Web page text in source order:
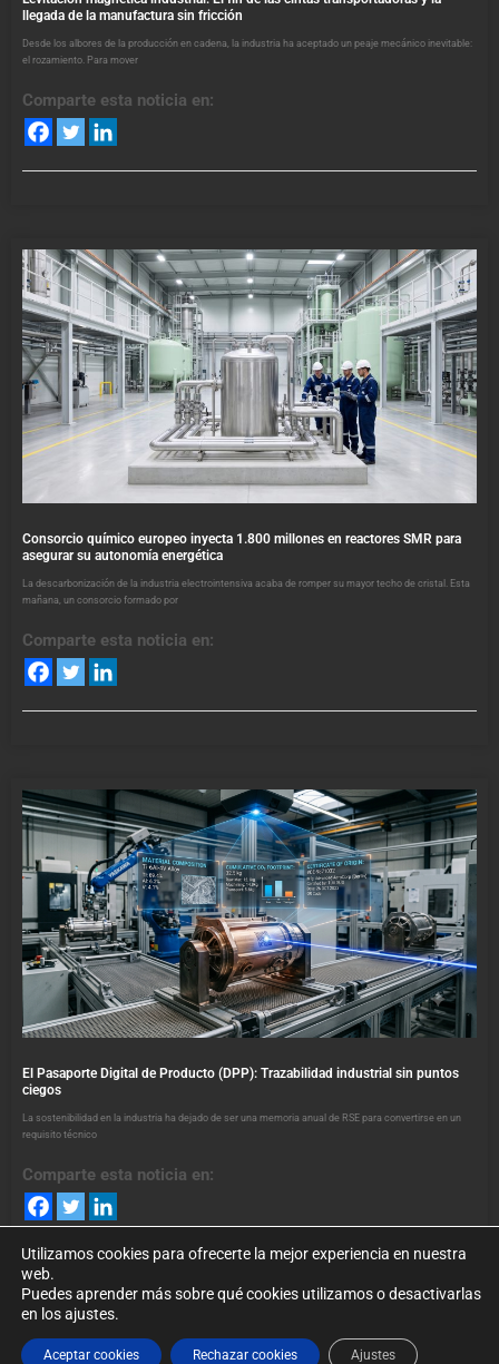
llegada de la manufactura sin fricción
Desde los albores de la producción en cadena, la industria ha aceptado un peaje mecánico inevitable:
el rozamiento. Para mover
Comparte esta noticia en:
Consorcio químico europeo inyecta 1.800 millones en reactores SMR para
asegurar su autonomía energética
La descarbonización de la industria electrointensiva acaba de romper su mayor techo de cristal. Esta
mañana, un consorcio formado por
Comparte esta noticia en:
El Pasaporte Digital de Producto (DPP): Trazabilidad industrial sin puntos
ciegos
La sostenibilidad en la industria ha dejado de ser una memoria anual de RSE para convertirse en un
requisito técnico
Comparte esta noticia en:
©2024. foroindustria40.es Todos los Derechos Reservados. Puede
conocer nuestrapolítica de privacidad.
Utilizamos cookies para ofrecerte la mejor experiencia en nuestra
web.
Puedes aprender más sobre qué cookies utilizamos o desactivarlas
en los ajustes.
Aceptar cookies Rechazar cookies Ajustes